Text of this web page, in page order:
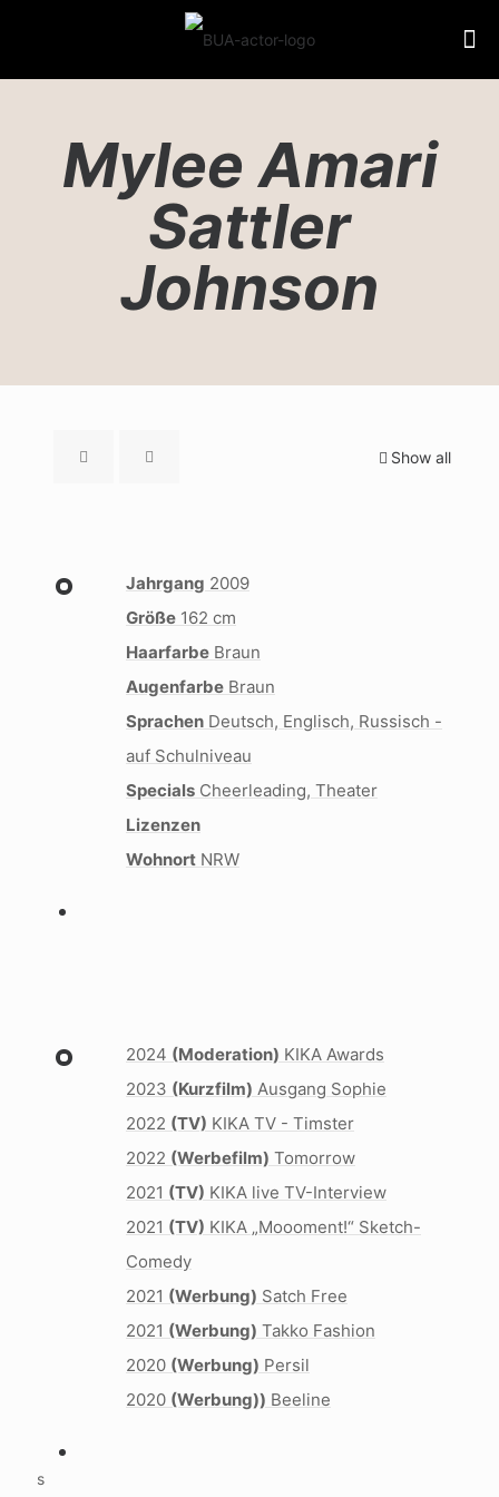
Mylee Amari
Sattler
Johnson
Show all
Jahrgang 2009
Größe 162 cm
Haarfarbe Braun
Augenfarbe Braun
Sprachen Deutsch, Englisch, Russisch -
auf Schulniveau
Specials Cheerleading, Theater
Lizenzen
Wohnort NRW
2024 (Moderation) KIKA Awards
2023 (Kurzfilm) Ausgang Sophie
2022 (TV) KIKA TV - Timster
2022 (Werbefilm) Tomorrow
2021 (TV) KIKA live TV-Interview
2021 (TV) KIKA „Moooment!“ Sketch-
Comedy
2021 (Werbung) Satch Free
2021 (Werbung) Takko Fashion
2020 (Werbung) Persil
2020 (Werbung)) Beeline
s